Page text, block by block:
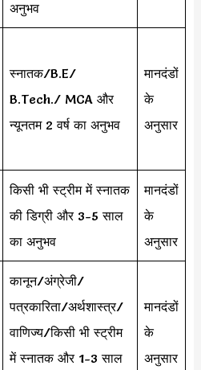
अनुभव
स्नातक/B.E/
B.Tech./ MCA और
न्यूनतम 2 वर्ष का अनुभव
मानदंडों
के
अनुसार
किसी भी स्ट्रीम में स्नातक
की डिग्री और 3-5 साल
का अनुभव
मानदंडों
के
अनुसार
कानून/अंग्रेजी/
पत्रकारिता/अर्थशास्त्र/
वाणिज्य/किसी भी स्ट्रीम
में स्नातक और 1-3 साल
मानदंडों
के
अनुसार